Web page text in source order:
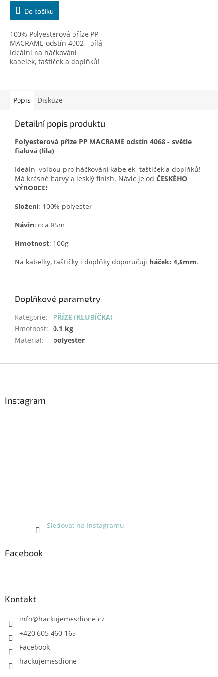
Do košíku
100% Polyesterová příze PP
MACRAME odstín 4002 - bílá
Ideální na háčkování
kabelek, taštiček a doplňků!
Popis Diskuze
Detailní popis produktu
Polyesterová příze PP MACRAME odstín 4068 - světle
fialová (lila)
Ideální volbou pro háčkování kabelek, taštiček a doplňků!
Má krásné barvy a lesklý finish. Návíc je od ČESKÉHO
VÝROBCE!
Složení: 100% polyester
Návin: cca 85m
Hmotnost: 100g
Na kabelky, taštičky i doplňky doporučuji háček: 4,5mm.
Doplňkové parametry
Kategorie:
PŘÍZE (KLUBÍČKA)
Hmotnost: 0.1 kg
Materiál: polyester
Instagram
Sledovat na Instagramu
Facebook
Kontakt
info@hackujemesdione.cz
+420 605 460 165
Facebook
hackujemesdione